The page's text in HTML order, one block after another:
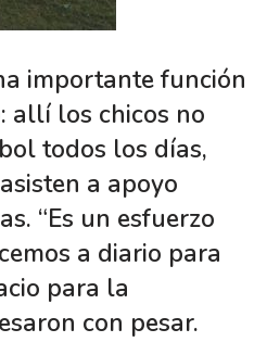
importante función
allí los chicos no
todos los días,
a apoyo
“Es un esfuerzo
a diario para
para la
con pesar.